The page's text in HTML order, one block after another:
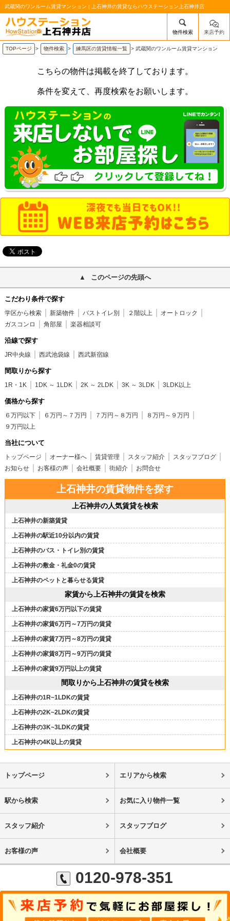
武蔵関のワンルーム賃貸マンション | 上石神井の賃貸ならハウステーション上石神井店
/mobile_img/head-logo.png
物件検索 来店予約
TOPページ > 物件検索 > 練馬区の賃貸情報一覧 > 武蔵関のワンルーム賃貸マンション
こちらの物件は掲載を終了しております。
条件を変えて、再度検索をお願いします。
このページの先頭へ
こだわり条件で探す
学区から検索 新築物件 バストイレ別 ２階以上
オートロック
ガスコンロ
角部屋 楽器相談可
沿線で探す
JR中央線 西武池袋線 西武新宿線
間取りから探す
1R・1K 1DK ～ 1LDK 2K ～ 2LDK 3K ～ 3LDK 3LDK以上
価格から探す
６万円以下 ６万円～７万円 ７万円～８万円
８万円～９万円
９万円以上
当社について
トップページ オーナー様へ 賃貸管理 スタッフ紹介
スタッフブログ
お知らせ
お客様の声 会社概要 街紹介 お問合せ
上石神井の賃貸物件を探す
上石神井の人気賃貸を検索
上石神井の新築賃貸
上石神井の駅近10分以内の賃貸
上石神井のバス・トイレ別の賃貸
上石神井の敷金・礼金0の賃貸
上石神井のペットと暮らせる賃貸
家賃から上石神井の賃貸を検索
上石神井の家賃6万円以下の賃貸
上石神井の家賃6万円～7万円の賃貸
上石神井の家賃7万円～8万円の賃貸
上石神井の家賃8万円～9万円の賃貸
上石神井の家賃9万円以上の賃貸
間取りから上石神井の賃貸を検索
上石神井の1R~1LDKの賃貸
上石神井の2K~2LDKの賃貸
上石神井の3K~3LDKの賃貸
上石神井の4K以上の賃貸
トップページ エリアから検索
駅から検索 お気に入り物件一覧
スタッフ紹介 スタッフブログ
お客様の声 会社概要
0120-978-351